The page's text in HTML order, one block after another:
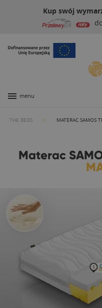
Kup swój
menu
THE BEDS MATERAC SAMOS
Materac